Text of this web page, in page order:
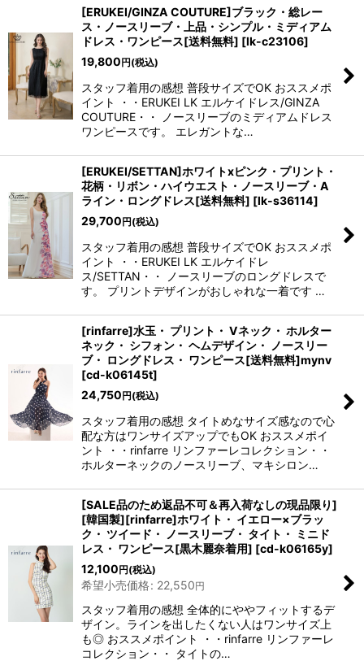
[ERUKEI/GINZA COUTURE]ブラック・総レー
ス・ノースリーブ・上品・シンプル・ミディアム
ドレス・ワンピース[送料無料] [lk-c23106]
19,800円(税込)
スタッフ着用の感想 普段サイズでOK おススメポ
イント ・・ERUKEI LK エルケイドレス/GINZA
COUTURE・・ ノースリーブのミディアムドレス
ワンピースです。 エレガントな…
[ERUKEI/SETTAN]ホワイトxピンク・プリント・
花柄・リボン・ハイウエスト・ノースリーブ・A
ライン・ロングドレス[送料無料] [lk-s36114]
29,700円(税込)
スタッフ着用の感想 普段サイズでOK おススメポ
イント ・・ERUKEI LK エルケイドレ
ス/SETTAN・・ ノースリーブのロングドレスで
す。 プリントデザインがおしゃれな一着です …
[rinfarre]水玉・ プリント・ Vネック・ ホルター
ネック・ シフォン・ ヘムデザイン・ ノースリー
ブ・ ロングドレス・ ワンピース[送料無料]mynv
[cd-k06145t]
24,750円(税込)
スタッフ着用の感想 タイトめなサイズ感なので心
配な方はワンサイズアップでもOK おススメポイ
ント ・・rinfarre リンファーレコレクション・・
ホルターネックのノースリーブ、マキシロン…
[SALE品のため返品不可＆再入荷なしの現品限り]
[韓国製][rinfarre]ホワイト・ イエロー×ブラッ
ク・ ツイード・ ノースリーブ・ タイト・ ミニド
レス・ ワンピース[黒木麗奈着用] [cd-k06165y]
12,100円(税込)
希望小売価格: 22,550円
スタッフ着用の感想 全体的にややフィットするデ
ザイン。ラインを出したくない人はワンサイズ上
も◎ おススメポイント ・・rinfarre リンファーレ
コレクション・・ タイトの…